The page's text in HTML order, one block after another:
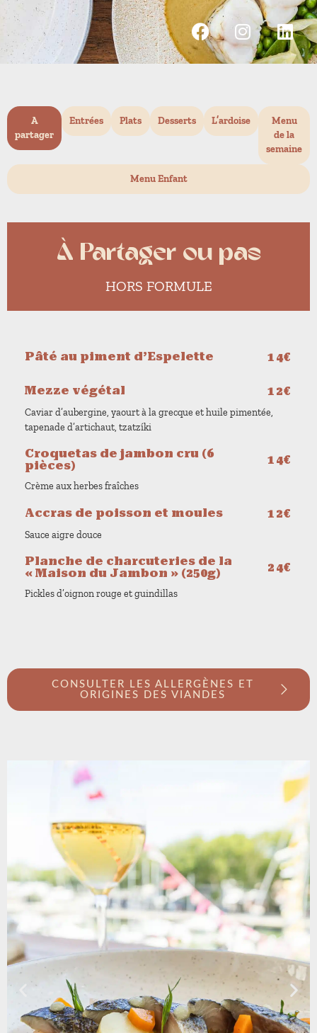
A
partager
Entrées Plats Desserts L’ardoise
Menu
de la
semaine
Menu Enfant
À Partager ou pas
HORS FORMULE
Pâté au piment d’Espelette 14€
Mezze végétal 12€
Caviar d’aubergine, yaourt à la grecque et huile pimentée,
tapenade d’artichaut, tzatzíki
Croquetas de jambon cru (6
pièces)
14€
Crème aux herbes fraîches
Accras de poisson et moules 12€
Sauce aigre douce
Planche de charcuteries de la
« Maison du Jambon » (250g)
24€
Pickles d’oignon rouge et guindillas
CONSULTER LES ALLERGÈNES ET
ORIGINES DES VIANDES